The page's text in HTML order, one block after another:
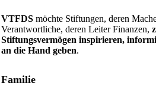
VTFDS möchte Stiftungen, deren
Verantwortliche, deren Leiter Finanzen,
Stiftungsvermögen inspirieren,
an die Hand geben.
Familie